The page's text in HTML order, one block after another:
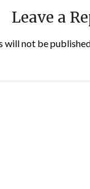
Leave a
will not be